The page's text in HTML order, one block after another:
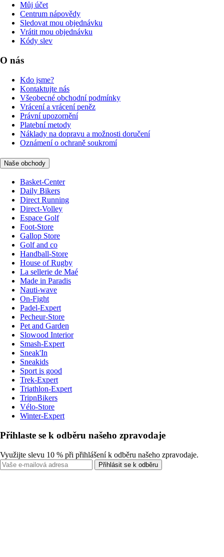
Můj účet
Centrum nápovědy
Sledovat mou objednávku
Vrátit mou objednávku
Kódy slev
O nás
Kdo jsme?
Kontaktujte nás
Všeobecné obchodní podmínky
Vrácení a vrácení peněz
Právní upozornění
Platební metody
Náklady na dopravu a možnosti doručení
Oznámení o ochraně soukromí
Naše obchody
Basket-Center
Daily Bikers
Direct Running
Direct-Volley
Espace Golf
Foot-Store
Gallop Store
Golf and co
Handball-Store
House of Rugby
La sellerie de Maé
Made in Paradis
Nauti-wave
On-Fight
Padel-Expert
Pecheur-Store
Pet and Garden
Slowood Interior
Smash-Expert
Sneak'In
Sneakids
Sport is good
Trek-Expert
Triathlon-Expert
TripnBikers
Vélo-Store
Winter-Expert
Přihlaste se k odběru našeho zpravodaje
Využijte slevu 10 % při přihlášení k odběru našeho zpravodaje.
Přihlásit se k odběru